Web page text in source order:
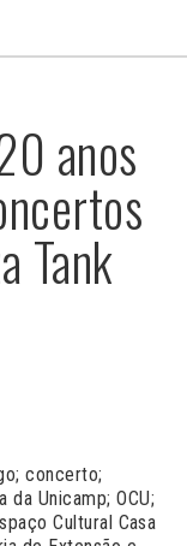
anos
Tank
concerto;
da Unicamp; OCU;
Cultural Casa